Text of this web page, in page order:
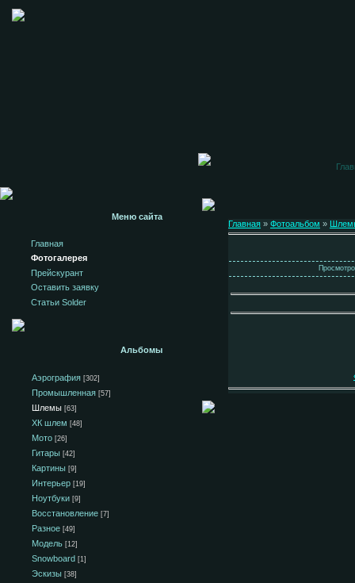
Меню сайта
Главная
Фотогалерея
Прейскурант
Оставить заявку
Статьи Solder
Альбомы
Аэрография [302]
Промышленная [57]
Шлемы [63]
ХК шлем [48]
Мото [26]
Гитары [42]
Картины [9]
Интерьер [19]
Ноутбуки [9]
Восстановление [7]
Разное [49]
Модель [12]
Snowboard [1]
Эскизы [38]
Главная » Фотоальбом »